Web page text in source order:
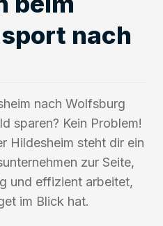
nach
nach Wolfsburg
sparen? Kein Problem!
Hildesheim steht dir ein
zur Seite,
und effizient arbeitet,
im Blick hat.